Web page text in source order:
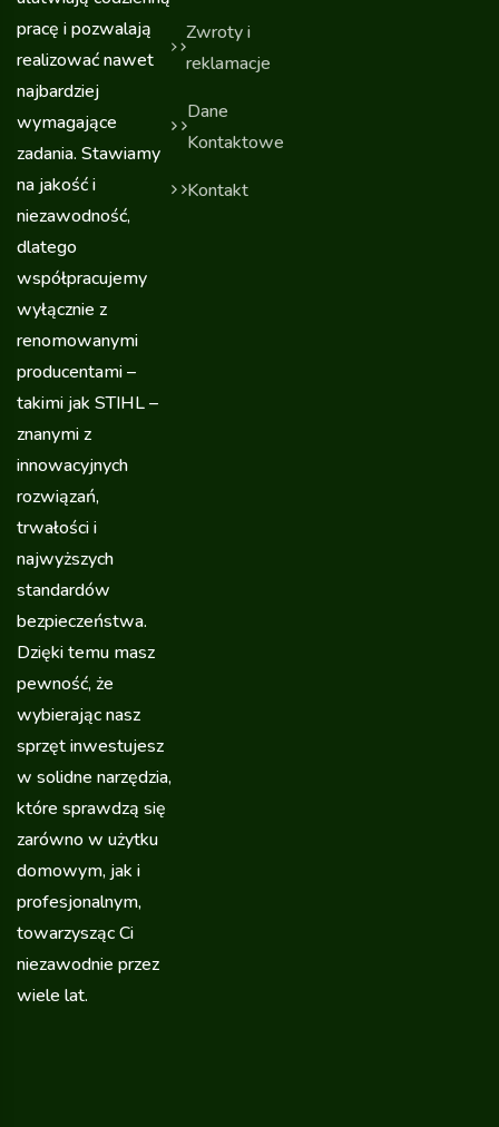
pracę i pozwalają
realizować nawet
najbardziej
wymagające
zadania. Stawiamy
na jakość i
niezawodność,
dlatego
współpracujemy
wyłącznie z
renomowanymi
producentami –
takimi jak STIHL –
znanymi z
innowacyjnych
rozwiązań,
trwałości i
najwyższych
standardów
bezpieczeństwa.
Dzięki temu masz
pewność, że
wybierając nasz
sprzęt inwestujesz
w solidne narzędzia,
które sprawdzą się
zarówno w użytku
domowym, jak i
profesjonalnym,
towarzysząc Ci
niezawodnie przez
wiele lat.
Zwroty i
reklamacje
Dane
Kontaktowe
Kontakt